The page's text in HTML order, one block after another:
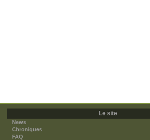
Le site
News
Chroniques
FAQ